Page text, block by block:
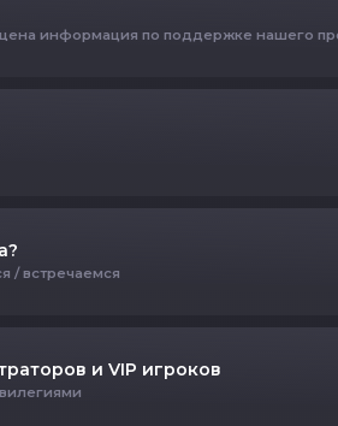
информация по поддержке нашего
/ встречаемся
и VIP игроков